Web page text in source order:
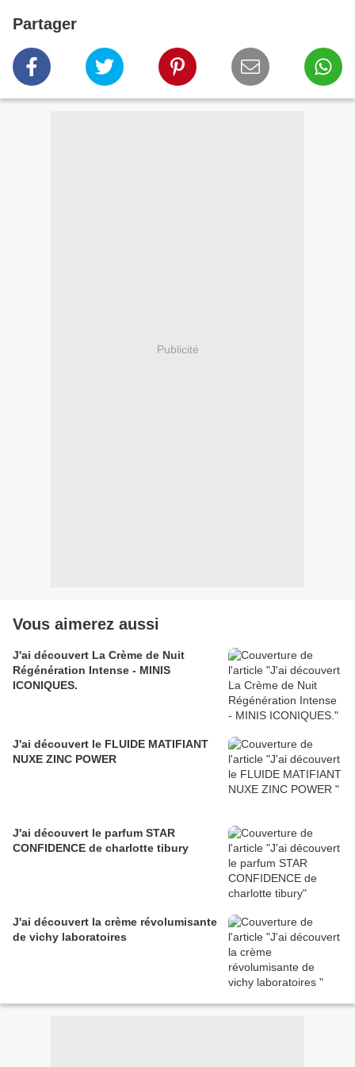
Partager
Publicité
Vous aimerez aussi
J'ai découvert La Crème de Nuit
Régénération Intense - MINIS
ICONIQUES.
J'ai découvert le FLUIDE MATIFIANT
NUXE ZINC POWER
J'ai découvert le parfum STAR
CONFIDENCE de charlotte tibury
J'ai découvert la crème révolumisante
de vichy laboratoires